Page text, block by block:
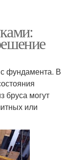
фундамента. В
бруса могут
или